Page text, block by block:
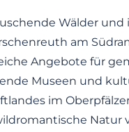
Wälder
am
Angebote für
Museen und
im